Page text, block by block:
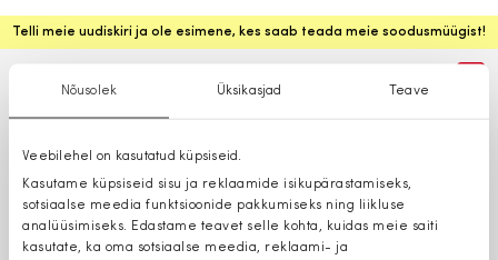
Nõusolek Üksikasjad Teave
Veebilehel on kasutatud küpsiseid.
Kasutame küpsiseid sisu ja reklaamide isikupärastamiseks,
sotsiaalse meedia funktsioonide pakkumiseks ning liikluse
analüüsimiseks. Edastame teavet selle kohta, kuidas meie saiti
kasutate, ka oma sotsiaalse meedia, reklaami- ja
Telli meie uudiskiri ja ole esimene, kes saab teada meie soodusmüügist!